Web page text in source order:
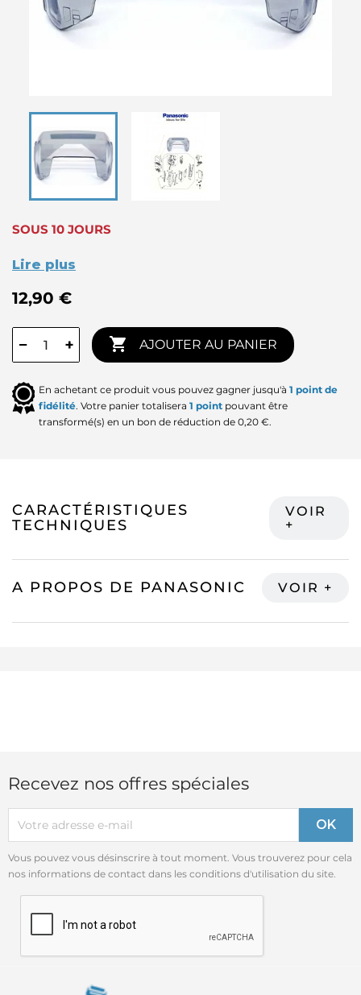
SOUS 10 JOURS
Lire plus
12,90 €
− +  AJOUTER AU PANIER
En achetant ce produit vous pouvez gagner jusqu'à 1 point de
fidélité. Votre panier totalisera 1 point pouvant être
transformé(s) en un bon de réduction de 0,20 €.
CARACTÉRISTIQUES
TECHNIQUES
A PROPOS DE PANASONIC
Recevez nos offres spéciales
Vous pouvez vous désinscrire à tout moment. Vous trouverez pour cela
nos informations de contact dans les conditions d'utilisation du site.